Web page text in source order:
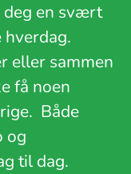
deg en svært
eller sammen
få noen
Både
og
til dag.